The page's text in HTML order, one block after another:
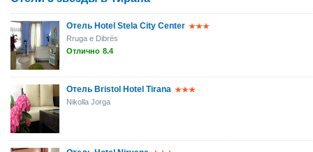
Отель Hotel Stela City Center
Rruga e Dibrës
Отлично 8.4
Отель Bristol Hotel Tirana
Nikolla Jorga